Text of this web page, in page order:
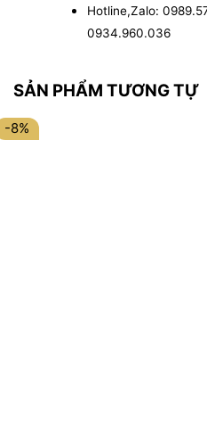
Hotline,Zalo:
0934.960.036
SẢN PHẨM TƯƠNG TỰ
-8%